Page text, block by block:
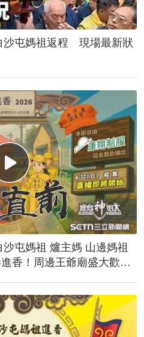
沙屯媽祖返程 現場最新狀
屯媽祖 爐主媽 山邊媽祖
香！周邊王爺廟盛大歡